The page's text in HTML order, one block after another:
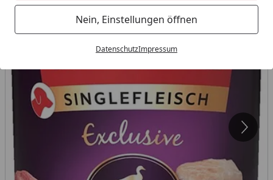
Nein, Einstellungen öffnen
DatenschutzImpressum